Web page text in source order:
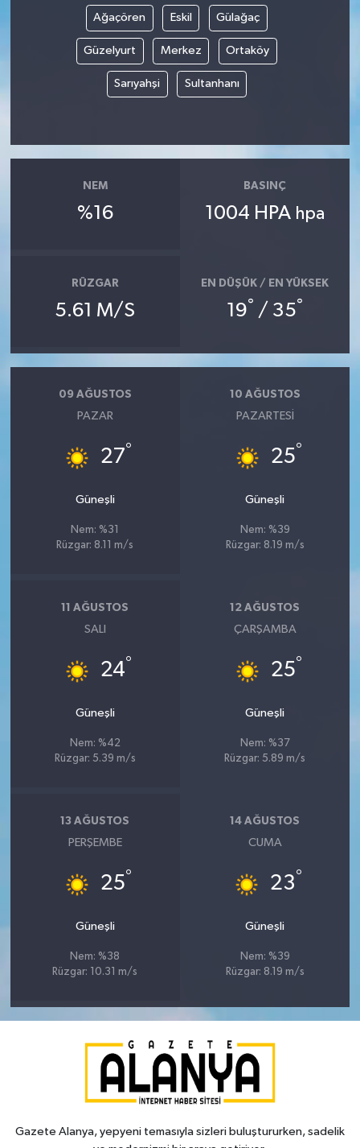
Ağaçören Eskil Gülağaç
Güzelyurt Merkez Ortaköy
Sarıyahşi Sultanhanı
NEM
%16
BASINÇ
1004 HPA hpa
RÜZGAR
5.61 M/S
EN DÜŞÜK / EN YÜKSEK
19° / 35°
09 AĞUSTOS
PAZAR
27°
Güneşli
Nem: %31
Rüzgar: 8.11 m/s
10 AĞUSTOS
PAZARTESI
25°
Güneşli
Nem: %39
Rüzgar: 8.19 m/s
11 AĞUSTOS
SALI
24°
Güneşli
Nem: %42
Rüzgar: 5.39 m/s
12 AĞUSTOS
ÇARŞAMBA
25°
Güneşli
Nem: %37
Rüzgar: 5.89 m/s
13 AĞUSTOS
PERŞEMBE
25°
Güneşli
Nem: %38
Rüzgar: 10.31 m/s
14 AĞUSTOS
CUMA
23°
Güneşli
Nem: %39
Rüzgar: 8.19 m/s
Gazete Alanya, yepyeni temasıyla sizleri buluştururken, sadelik